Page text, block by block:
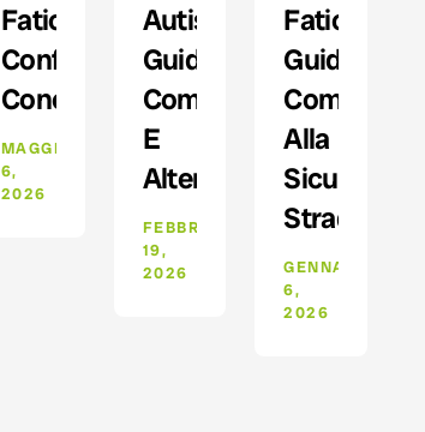
Fatica:
Confronto
Concorrenti
MAGGIO
6,
2026
Autisti:
Guida
Completa
E
Alternative
FEBBRAIO
19,
2026
Fatica:
Guida
Completa
Alla
Sicurezza
Stradale
GENNAIO
6,
2026